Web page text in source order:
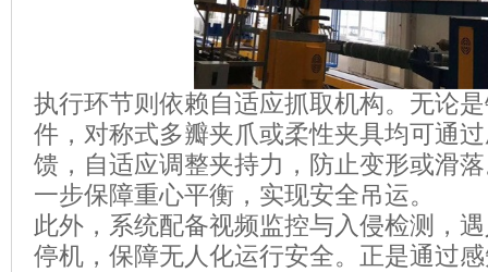
执行环节则依赖自适应抓取机构。无论
件，对称式多瓣夹爪或柔性夹具均可通
馈，自适应调整夹持力，防止变形或滑
一步保障重心平衡，实现安全吊运。
此外，系统配备视频监控与入侵检测，
停机，保障无人化运行安全。正是通过